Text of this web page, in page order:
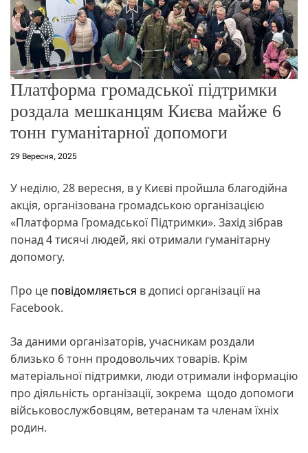
Платформа громадської підтримки
роздала мешканцям Києва майже 6
тонн гуманітарної допомоги
29 Вересня, 2025
У неділю, 28 вересня, в у Києві пройшла благодійна
акція, організована громадською організацією
«Платформа Громадської Підтримки». Захід зібрав
понад 4 тисячі людей, які отримали гуманітарну
допомогу.
Про це повідомляється в дописі організації на
Facebook.
За даними організаторів, учасникам роздали
близько 6 тонн продовольчих товарів. Крім
матеріальної підтримки, люди отримали інформацію
про діяльність організації, зокрема щодо допомоги
військовослужбовцям, ветеранам та членам їхніх
родин.